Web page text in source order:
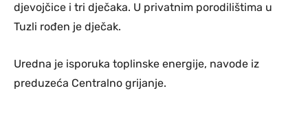
djevojčice i tri dječaka. U privatnim porodilištima u
Tuzli rođen je dječak.
Uredna je isporuka toplinske energije, navode iz
preduzeća Centralno grijanje.